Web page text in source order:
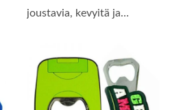
joustavia, kevyitä ja